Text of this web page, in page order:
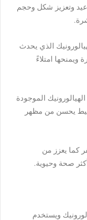
وتعزيز شكل وحجم
الذي يحدث
امتلاءً
الموجودة
يحسن من مظهر
كما يعزز من
صحة وحيوية.
ويستخدم